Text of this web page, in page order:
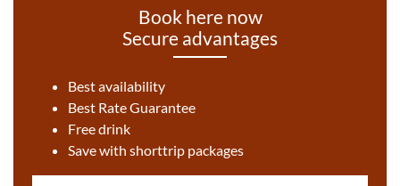
Book here now
Secure advantages
Best availability
Best Rate Guarantee
Free drink
Save with shorttrip packages